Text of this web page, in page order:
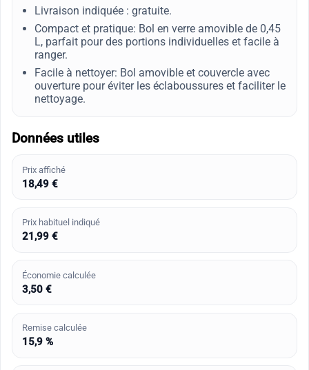
Livraison indiquée : gratuite.
Compact et pratique: Bol en verre amovible de 0,45
L, parfait pour des portions individuelles et facile à
ranger.
Facile à nettoyer: Bol amovible et couvercle avec
ouverture pour éviter les éclaboussures et faciliter le
nettoyage.
Données utiles
Prix affiché
18,49 €
Prix habituel indiqué
21,99 €
Économie calculée
3,50 €
Remise calculée
15,9 %